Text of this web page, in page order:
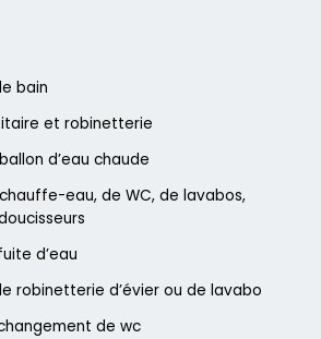
bain
et robinetterie
d’eau chaude
eau, de WC, de lavabos,
d’eau
robinetterie d’évier ou de lavabo
de wc